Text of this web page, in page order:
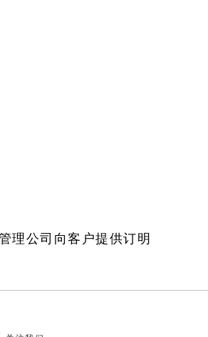
理公司向客户提供订明